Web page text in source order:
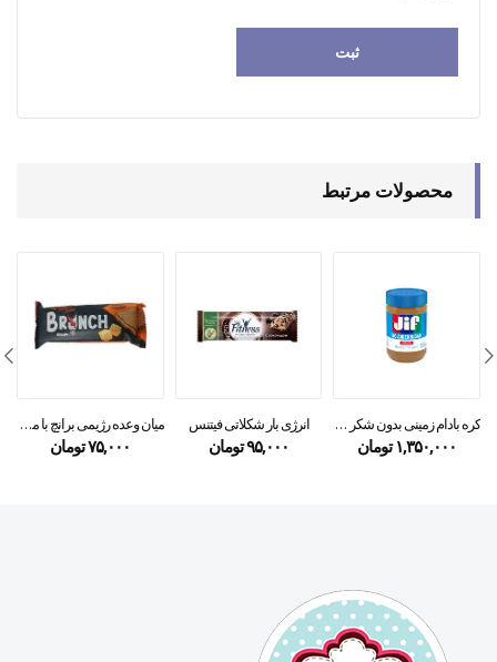
محصولات مرتبط
کره بادام زمینی بدون شکر جیف ۴۴۰ گرمی
۱,۳۵۰,۰۰۰ تومان
انرژی بار شکلاتی فیتنس
۹۵,۰۰۰تومان
میان وعده رژیمی برانچ با مغز پنیر چدار ۴۷ گرمی
۷۵,۰۰۰تومان